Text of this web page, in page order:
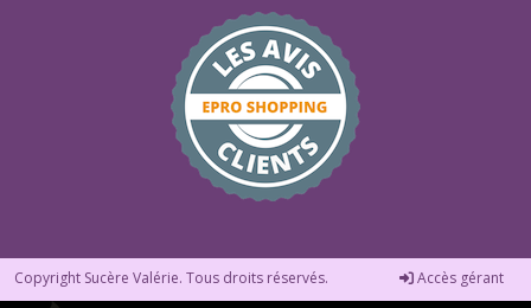
Copyright Sucère Valérie. Tous droits réservés. Accès gérant